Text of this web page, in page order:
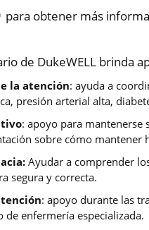
para obtener más
de DukeWELL brinda
la atención: ayuda a
presión arterial alta,
: apoyo para mantenerse
sobre cómo mantener
Ayudar a comprender
segura y correcta.
: apoyo durante las
de enfermería especializada.